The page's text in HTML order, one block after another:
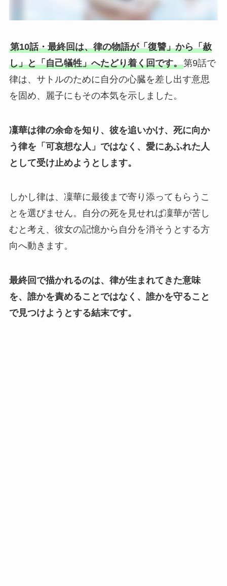
第10話・最終回は、律の物語が「復讐」から「赦
し」と「自己犠牲」へたどり着く回です。第9話で
律は、サトルのために自分の心臓を差し出す意思
を固め、麗子にもその本気を示しました。
凜華は律の余命を知り、彼を追いかけ、死に向か
う律を「可哀想な人」ではなく、愛にあふれた人
として受け止めようとします。
しかし律は、凜華に最後まで寄り添ってもらうこ
とを選びません。自分の死を見せれば凜華が苦し
むと考え、彼女の記憶から自分を消そうとする方
向へ動きます。
最終回で描かれるのは、律が生まれてきた意味
を、誰かを責めることではなく、誰かを守ること
で見つけようとする結末です。